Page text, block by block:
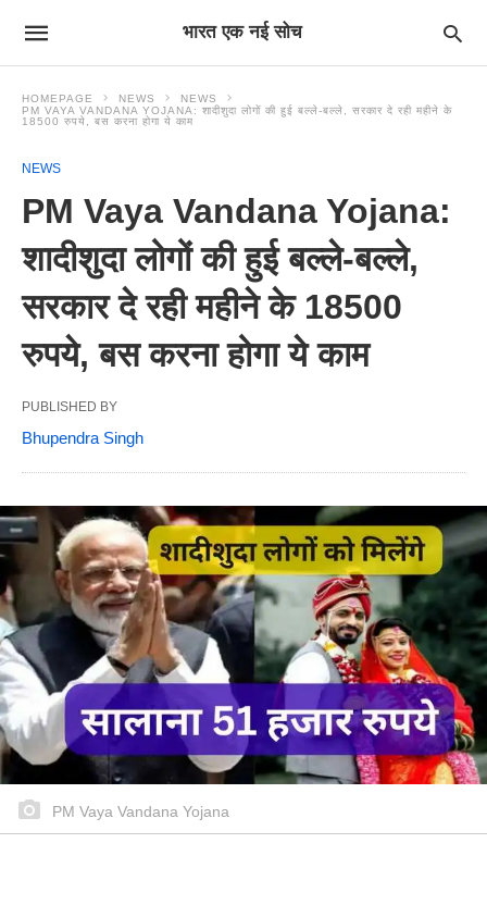
भारत एक नई सोच
HOMEPAGE NEWS
NEWS
PM VAYA VANDANA YOJANA: शादीशुदा लोगों की हुई बल्ले-बल्ले, सरकार दे रही महीने के
18500 रुपये, बस करना होगा ये काम
NEWS
PM Vaya Vandana Yojana:
शादीशुदा लोगों की हुई बल्ले-बल्ले,
सरकार दे रही महीने के 18500
रुपये, बस करना होगा ये काम
PUBLISHED BY
Bhupendra Singh
PM Vaya Vandana Yojana